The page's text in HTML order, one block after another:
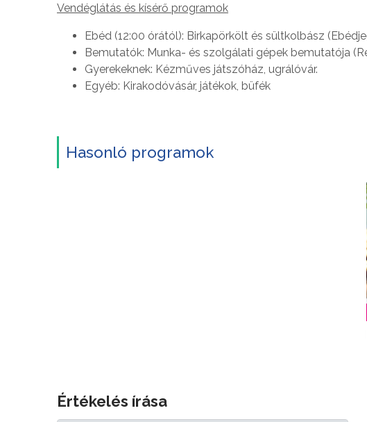
Vendéglátás és kísérő programok
Ebéd (12:00 órától): Birkapörkölt és sültkolbász
Bemutatók: Munka- és szolgálati gépek bemutatója
Gyerekeknek: Kézműves játszóház, ugrálóvár.
Egyéb: Kirakodóvásár, játékok, büfék
Hasonló programok
Értékelés írása